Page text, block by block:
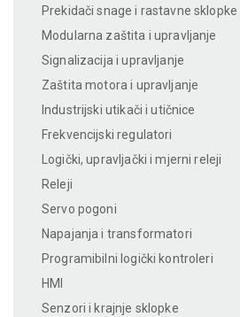
Prekidači snage i rastavne sklopke
Modularna zaštita i upravljanje
Signalizacija i upravljanje
Zaštita motora i upravljanje
Industrijski utikači i utičnice
Frekvencijski regulatori
Logički, upravljački i mjerni releji
Releji
Servo pogoni
Napajanja i transformatori
Programibilni logički kontroleri
HMI
Senzori i krajnje sklopke